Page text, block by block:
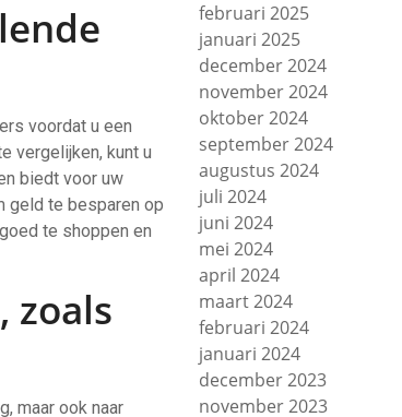
voordat u een
vergelijken, kunt u
biedt voor uw
geld te besparen op
te shoppen en
zoals
maar ook naar
februari 2025
januari 2025
december 2024
november 2024
oktober 2024
september 2024
augustus 2024
juli 2024
juni 2024
mei 2024
april 2024
maart 2024
februari 2024
januari 2024
december 2023
november 2023